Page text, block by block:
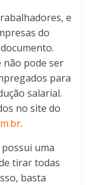
e
do
não pode ser
para
salarial.
no site do
.
uma
tirar todas
basta